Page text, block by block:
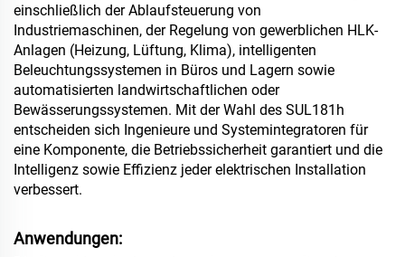
einschließlich der Ablaufsteuerung von
Industriemaschinen, der Regelung von gewerblichen HLK-
Anlagen (Heizung, Lüftung, Klima), intelligenten
Beleuchtungssystemen in Büros und Lagern sowie
automatisierten landwirtschaftlichen oder
Bewässerungssystemen. Mit der Wahl des SUL181h
entscheiden sich Ingenieure und Systemintegratoren für
eine Komponente, die Betriebssicherheit garantiert und die
Intelligenz sowie Effizienz jeder elektrischen Installation
verbessert.
Anwendungen: